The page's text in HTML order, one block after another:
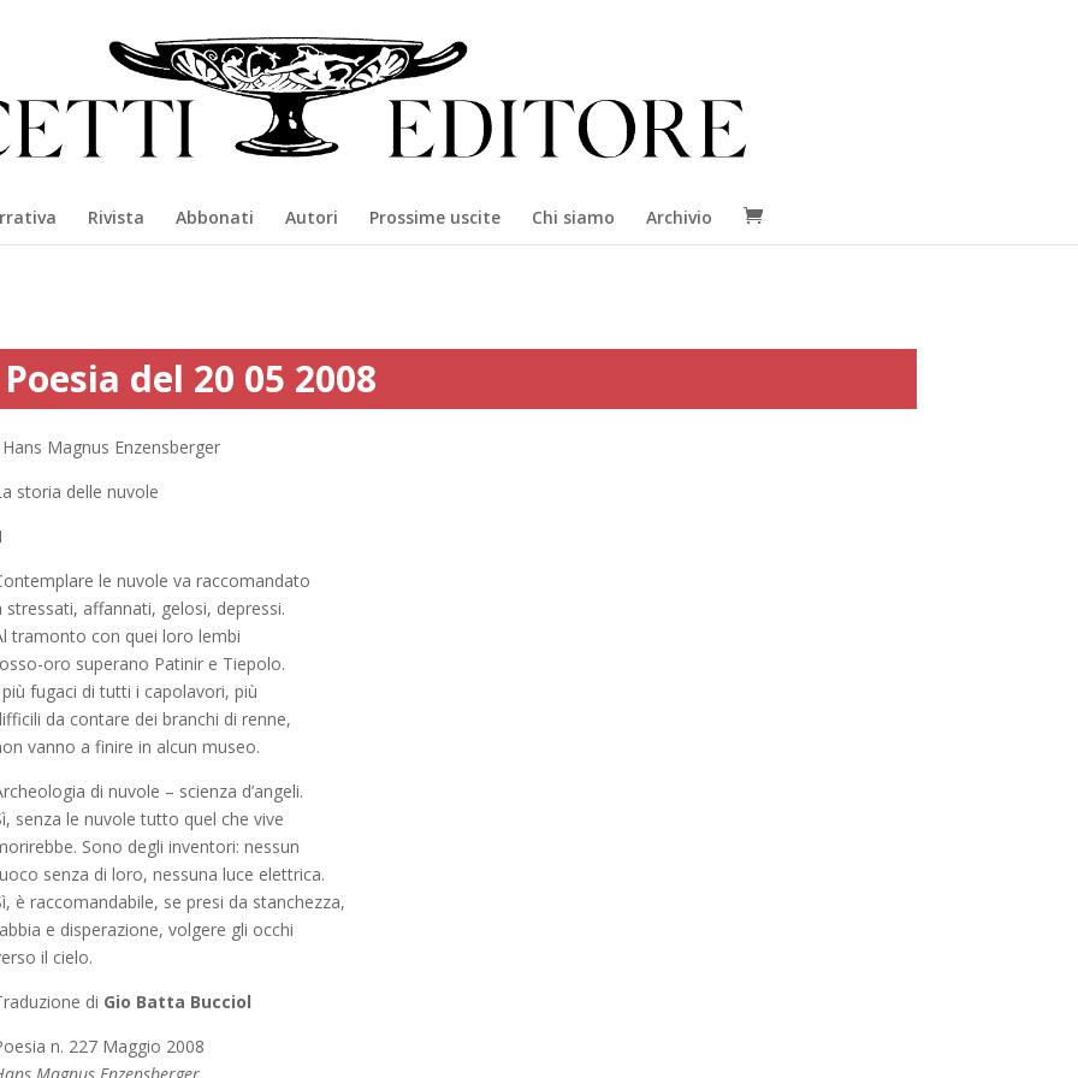
Rivista Abbonati Autori Prossime uscite Chi siamo Archivio
Poesia del 20 05 2008
Hans Magnus Enzensberger
storia delle nuvole
le nuvole va raccomandato
stressati, affannati, gelosi, depressi.
tramonto con quei loro lembi
oro superano Patinir e Tiepolo.
più fugaci di tutti i capolavori, più
da contare dei branchi di renne,
vanno a finire in alcun museo.
di nuvole – scienza d’angeli.
senza le nuvole tutto quel che vive
Sono degli inventori: nessun
senza di loro, nessuna luce elettrica.
è raccomandabile, se presi da stanchezza,
e disperazione, volgere gli occhi
il cielo.
di Gio Batta Bucciol
n. 227 Maggio 2008